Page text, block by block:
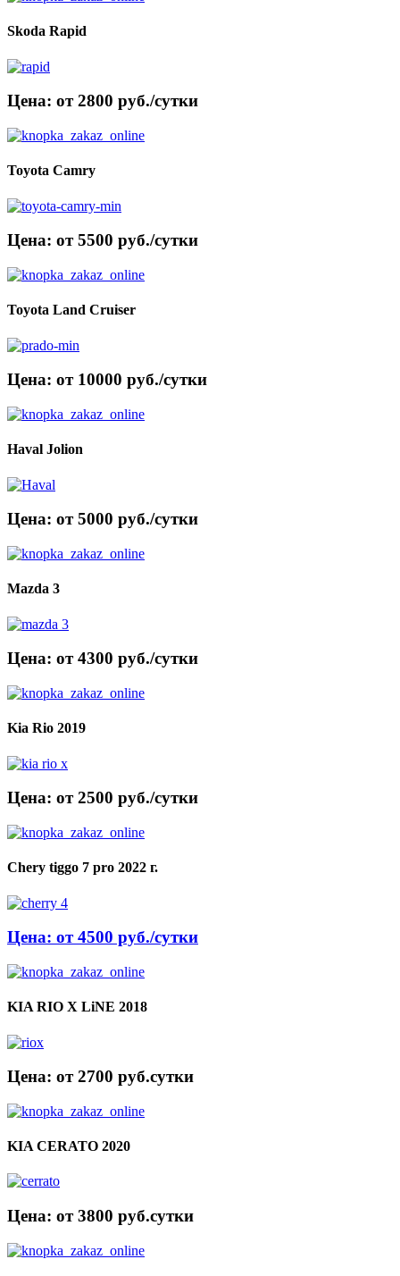
Skoda Rapid
Цена: от 2800 руб./сутки
Toyota Camry
Цена: от 5500 руб./сутки
Toyota Land Cruiser
Цена: от 10000 руб./сутки
Haval Jolion
Цена: от 5000 руб./сутки
Mazda 3
Цена: от 4300 руб./сутки
Kia Rio 2019
Цена: от 2500 руб./сутки
Chery tiggo 7 pro 2022 г.
Цена: от 4500 руб./сутки
KIA RIO X LiNE 2018
Цена: от 2700 руб.cутки
KIA CERATO 2020
Цена: от 3800 руб.cутки